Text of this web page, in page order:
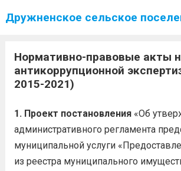
Дружненское сельское
Нормативно-правовые акты
антикоррупционной
2015-2021)
1. Проект постановления «Об
административного регламента
муниципальной услуги
из реестра муниципального